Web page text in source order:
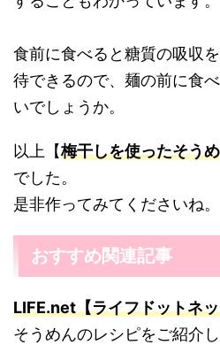
食前に食べると糖質の吸収
待できるので、麺の前に食
いでしょうか。
以上【梅干しを使ったそう
でした。
是非作ってみてくださいね。
おすすめ関連記事
LIFE.net【ライフドットネ
そうめんのレシピをご紹介し